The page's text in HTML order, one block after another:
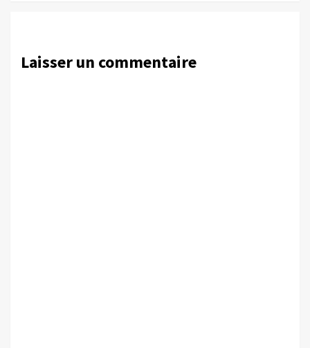
Laisser un commentaire